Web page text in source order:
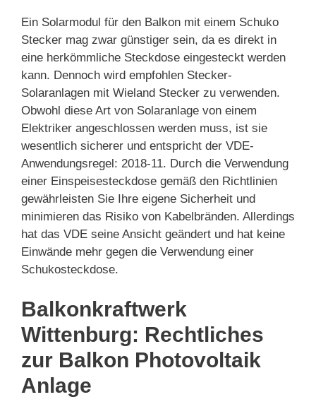
Ein Solarmodul für den Balkon mit einem Schuko
Stecker mag zwar günstiger sein, da es direkt in
eine herkömmliche Steckdose eingesteckt werden
kann. Dennoch wird empfohlen Stecker-
Solaranlagen mit Wieland Stecker zu verwenden.
Obwohl diese Art von Solaranlage von einem
Elektriker angeschlossen werden muss, ist sie
wesentlich sicherer und entspricht der VDE-
Anwendungsregel: 2018-11. Durch die Verwendung
einer Einspeisesteckdose gemäß den Richtlinien
gewährleisten Sie Ihre eigene Sicherheit und
minimieren das Risiko von Kabelbränden. Allerdings
hat das VDE seine Ansicht geändert und hat keine
Einwände mehr gegen die Verwendung einer
Schukosteckdose.
Balkonkraftwerk
Wittenburg: Rechtliches
zur Balkon Photovoltaik
Anlage